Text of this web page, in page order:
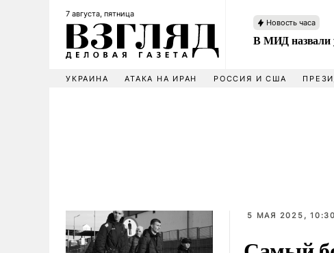
7 августа, пятница
Новость часа
В МИД назвали
УКРАИНА АТАКА НА ИРАН РОССИЯ И США
5 МАЯ 2025,